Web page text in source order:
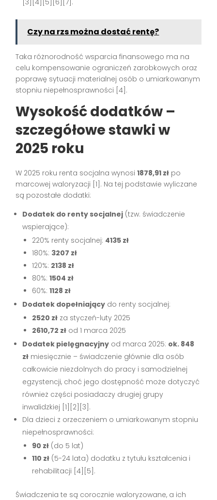
Czy na rzs można dostać rentę?
Taka różnorodność wsparcia finansowego ma na
celu kompensowanie ograniczeń zarobkowych oraz
poprawę sytuacji materialnej osób o umiarkowanym
stopniu niepełnosprawności [4].
Wysokość dodatków –
szczegółowe stawki w
2025 roku
W 2025 roku renta socjalna wynosi1878,91 zł po
marcowej waloryzacji [1]. Na tej podstawie wyliczane
są pozostałe dodatki:
Dodatek do renty socjalnej (tzw. świadczenie
wspierające):
220% renty socjalnej: 4135 zł
180%: 3207 zł
120%: 2138 zł
80%:1504 zł
60%:1128 zł
Dodatek dopełniający do renty socjalnej:
2520 zł za styczeń-luty 2025
2610,72 zł od 1 marca 2025
Dodatek pielęgnacyjny od marca 2025: ok. 848
zł miesięcznie – świadczenie głównie dla osób
całkowicie niezdolnych do pracy i samodzielnej
egzystencji, choć jego dostępność może dotyczyć
również części posiadaczy drugiej grupy
inwalidzkiej [1][2][3].
Dla dzieci z orzeczeniem o umiarkowanym stopniu
niepełnosprawności:
90 zł (do 5 lat)
110 zł (5-24 lata) dodatku z tytułu kształcenia i
rehabilitacji [4][5].
Świadczenia te są corocznie waloryzowane, a ich